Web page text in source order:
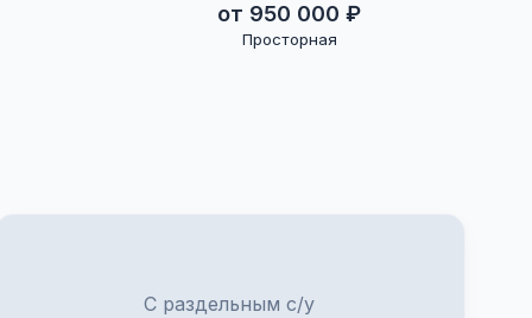
от 950 000 ₽
Просторная
С раздельным с/у